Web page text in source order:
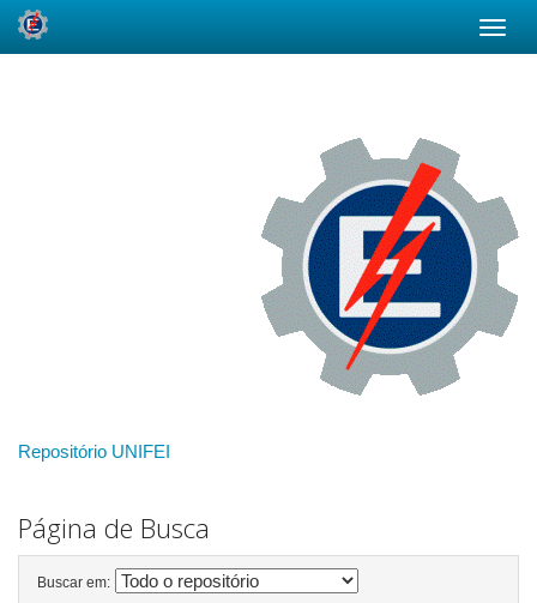
Repositório UNIFEI
Página de Busca
Buscar em: